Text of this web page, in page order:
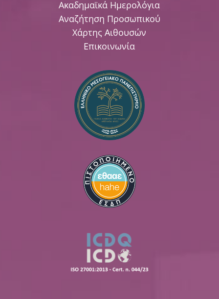
Ακαδημαϊκά Ημερολόγια
Αναζήτηση Προσωπικού
Χάρτης Αιθουσών
Επικοινωνία